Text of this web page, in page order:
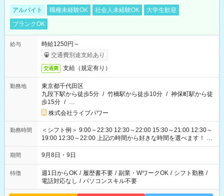
アルバイト 職種未経験OK 社会人未経験OK
大学生歓迎
ブランクOK
給与
時給1250円～
交通費別途支給あり
交通費 支給（規定有り）
勤務地
東京都千代田区
九段下駅から徒歩5分 / 竹橋駅から徒歩10分 / 神保町駅から徒
歩15分 / …
株式会社ライブパワー
勤務時間
＜シフト例＞ 9:00～22:30 12:30～22:00 15:30～21:00 12:30～
19:00 12:30～22:00 上記の時間から好きな時間を選べます！ ※
時間は変更となる可能性があります
期間 9月8日・9日
特徴 週1日からOK / 履歴書不要 / 副業・WワークOK / シフト勤務 /
電話対応なし / パソコンスキル不要